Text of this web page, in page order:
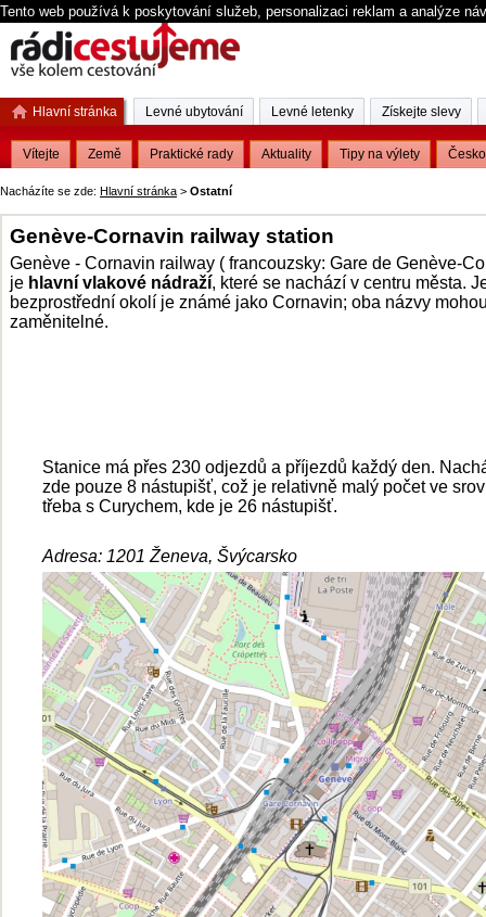
Tento web používá k poskytování služeb, personalizaci reklam a analýze
Nacházíte se zde: Hlavní stránka > Ostatní
Genève-Cornavin railway station
Genève - Cornavin railway ( francouzsky: Gare de Genève-
je hlavní vlakové nádraží, které se nachází v centru města.
bezprostřední okolí je známé jako Cornavin; oba názvy
zaměnitelné.
Stanice má přes 230 odjezdů a příjezdů každý den.
zde pouze 8 nástupišť, což je relativně malý počet ve
třeba s Curychem, kde je 26 nástupišť.
Adresa: 1201 Ženeva, Švýcarsko
Hlavní stránka
Vítejte Země Praktické rady Aktuality Tipy na výlety Česko
Levné ubytování Levné letenky Získejte slevy